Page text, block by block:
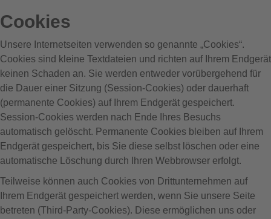
Cookies
Unsere Internetseiten verwenden so genannte „Cookies“.
Cookies sind kleine Textdateien und richten auf Ihrem Endgerät
keinen Schaden an. Sie werden entweder vorübergehend für
die Dauer einer Sitzung (Session-Cookies) oder dauerhaft
(permanente Cookies) auf Ihrem Endgerät gespeichert.
Session-Cookies werden nach Ende Ihres Besuchs
automatisch gelöscht. Permanente Cookies bleiben auf Ihrem
Endgerät gespeichert, bis Sie diese selbst löschen oder eine
automatische Löschung durch Ihren Webbrowser erfolgt.
Teilweise können auch Cookies von Drittunternehmen auf
Ihrem Endgerät gespeichert werden, wenn Sie unsere Seite
betreten (Third-Party-Cookies). Diese ermöglichen uns oder